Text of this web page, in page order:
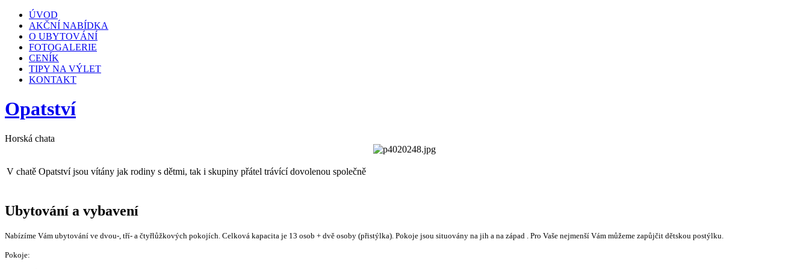
ÚVOD
AKČNÍ NABÍDKA
O UBYTOVÁNÍ
FOTOGALERIE
CENÍK
TIPY NA VÝLET
KONTAKT
Opatství
Horská chata
V chatě Opatství jsou vítány jak rodiny s dětmi, tak i skupiny přátel trávící dovolenou společně
Ubytování a vybavení
Nabízíme Vám ubytování ve dvou-, tří- a čtyřlůžkových pokojích. Celková kapacita je 13 osob + dvě osoby (přistýlka). Pokoje jsou situovány na jih a na západ . Pro Vaše nejmenší Vám můžeme zapůjčit dětskou postýlku.
Pokoje: